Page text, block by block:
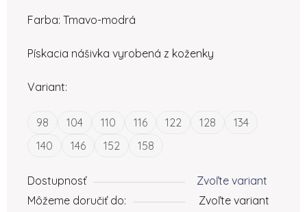
Farba: Tmavo-modrá
Pískacia nášivka vyrobená z koženky
Variant:
98 104 110 116 122 128
134
140
146 152 158
Dostupnosť
Zvoľte variant
Môžeme doručiť do:
Zvoľte variant